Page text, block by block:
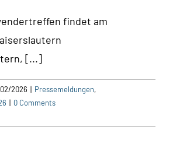
findet am
[...]
2026 | Pressemeldungen,
| 0 Comments